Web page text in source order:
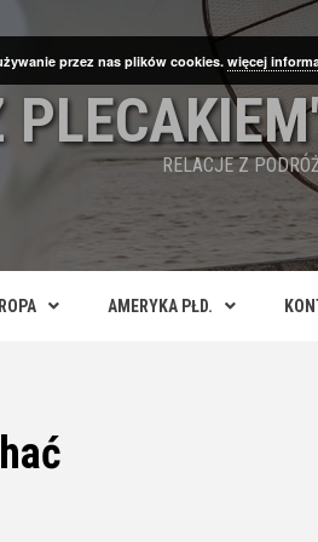
RELACJE Z
AMERYKA PŁD.
przez nas plików cookies. więcej